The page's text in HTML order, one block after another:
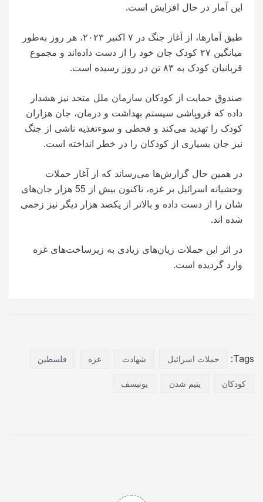
این آمار در حال افزایش است.
طبق آمارها، از آغاز جنگ در ۷ اکتبر ۲۰۲۳، هر روز به‌طور
میانگین ۲۷ کودک جان خود را از دست داده‌اند و مجموع
قربانیان کودک به ۸۳ تن در روز رسیده است.
صندوق حمایت از کودکان سازمان ملل متحد نیز هشدار
داده که فروپاشی سیستم بهداشت و درمان، جان هزاران
کودک را تهدید می‌کند و قحطی و سوءتغذیه ناشی از جنگ
نیز جان بسیاری از کودکان را در خطر انداخته است.
در همین حال گزارش‌ها می‌رساند که از آغاز حملات
وحشیانه اسرائیل بر غزه، تاکنون بیش از 55 هزار جان‌های
شان را از دست داده و بالاتر از یکصد هزار دیگر نیز زخمی
شده اند.
در اثر این حملات زیان‌های زیادی به زیرساخت‌های غزه
وارد گردیده است.
Tags: حملات اسرائیل شهادت غزه فلسطین
کودکان یتیم شدن یونیسف